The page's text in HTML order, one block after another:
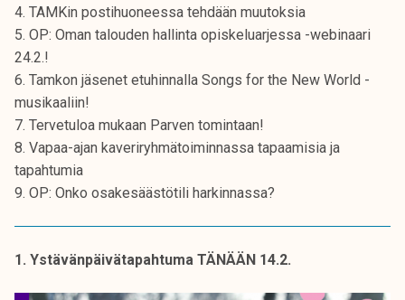
u
n
o
i
s
e
i
j
k
4. TAMKin postihuoneessa tehdään muutoksia
5. OP: Oman talouden hallinta opiskeluarjessa -webinaari
24.2.!
6. Tamkon jäsenet etuhinnalla Songs for the New World -
musikaaliin!
7. Tervetuloa mukaan Parven tomintaan!
8. Vapaa-ajan kaveriryhmätoiminnassa tapaamisia ja
tapahtumia
9. OP: Onko osakesäästötili harkinnassa?
1. Ystävänpäivätapahtuma TÄNÄÄN 14.2.